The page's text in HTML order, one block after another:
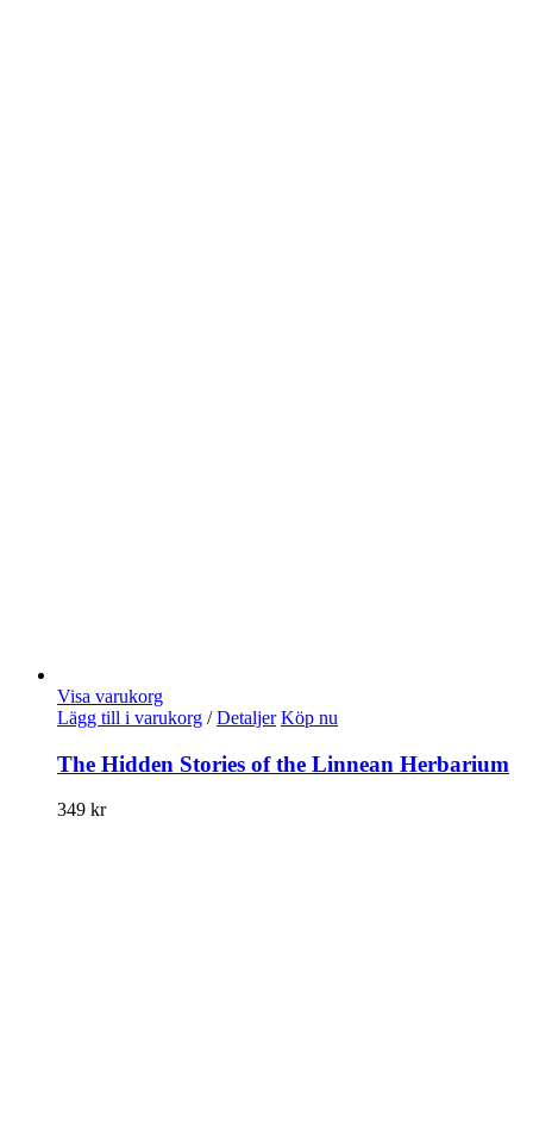
Visa varukorg
Lägg till i varukorg / Detaljer Köp nu
The Hidden Stories of the Linnean Herbarium
349 kr